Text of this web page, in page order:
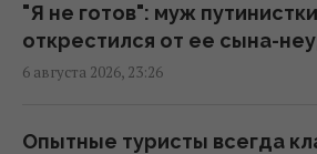
В Украину может поступить
противодроновая ракета
21:42 четверг, 06 августа 2026
"Я не готов": муж
открестился от ее сына-
6 августа 2026, 23:26
Опытные туристы всегда